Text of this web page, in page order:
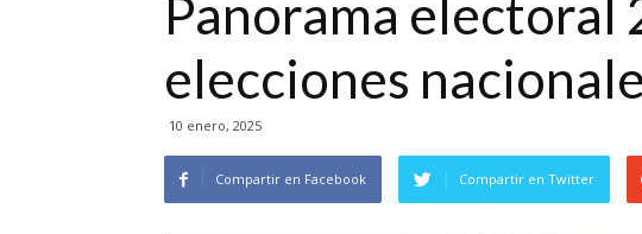
Panorama electoral
elecciones
10 enero, 2025
Compartir en Facebook Compartir en Twitter